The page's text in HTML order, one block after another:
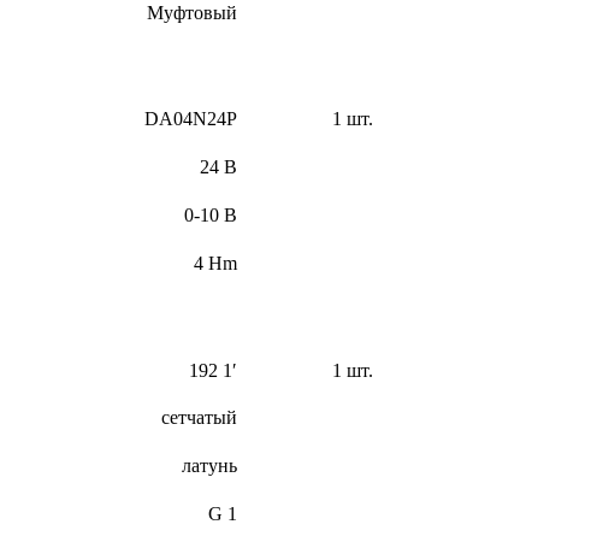
Муфтовый
DA04N24P 1 шт.
24 В
0-10 В
4 Hm
192 1′ 1 шт.
сетчатый
латунь
G 1